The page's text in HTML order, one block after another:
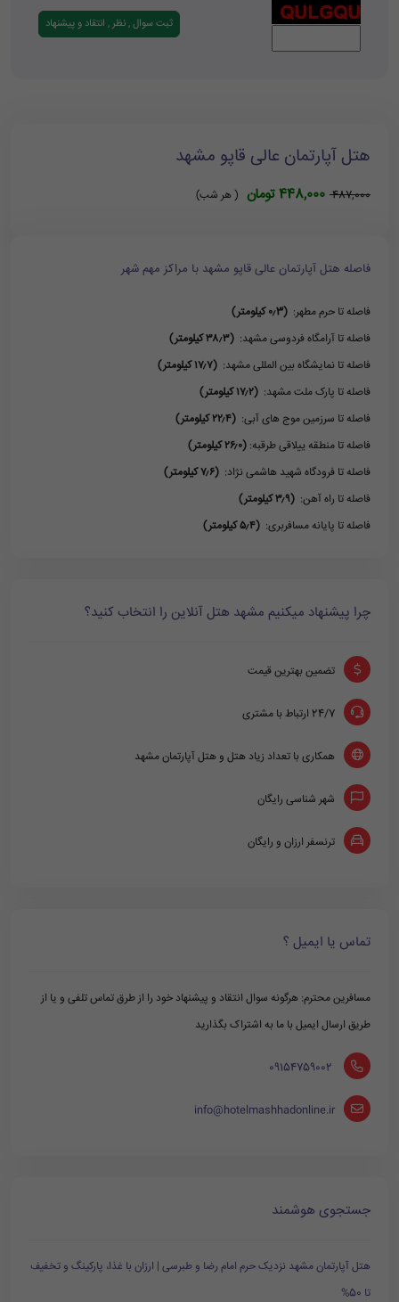
هتل آپارتمان عالی قاپو مشهد
487,000 448,000 تومان ( هر شب)
فاصله هتل آپارتمان عالی قاپو مشهد با مراکز مهم شهر
فاصله تا حرم مطهر: (۰٫3 کیلومتر)
فاصله تا آرامگاه فردوسی مشهد: (۳۸٫۳ کیلومتر)
فاصله تا نمایشگاه بین المللی مشهد: (۱۷٫۷ کیلومتر)
فاصله تا پارک ملت مشهد: (۱۷٫۲ کیلومتر)
فاصله تا سرزمین موج های آبی: (۲۲٫۴ کیلومتر)
فاصله تا منطقه ییلاقی طرقبه: (۲۶٫۰ کیلومتر)
فاصله تا فرودگاه شهید هاشمی نژاد: (۷٫۶ کیلومتر)
فاصله تا راه آهن: (۳٫۹ کیلومتر)
فاصله تا پایانه مسافربری: (۵٫۴ کیلومتر)
چرا پیشنهاد میکنیم مشهد هتل آنلاین را انتخاب کنید؟
تضمین بهترین قیمت
24/7 ارتباط با مشتری
همکاری با تعداد زیاد هتل و هتل آپارتمان مشهد
شهر شناسی رایگان
ترنسفر ارزان و رایگان
تماس یا ایمیل ؟
مسافرین محترم: هرگونه سوال انتقاد و پیشنهاد خود را از طرق تماس تلفی و یا از
طریق ارسال ایمیل با ما به اشتراک بگذارید
‪ 09154759002
info@hotelmashhadonline.ir
جستجوی هوشمند
هتل آپارتمان مشهد نزدیک حرم امام رضا و طبرسی | ارزان با غذا، پارکینگ و تخفیف
تا 50%